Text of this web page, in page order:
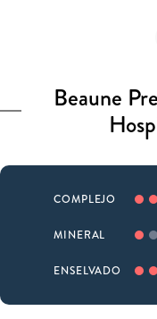
Beaune
COMPLEJO
MINERAL
ENSELVADO